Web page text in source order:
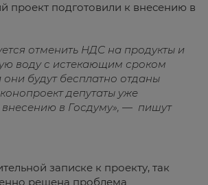
проект подготовили к внесению в
отменить НДС на продукты и
воду с истекающим сроком
они будут бесплатно отданы
депутаты уже
внесению в Госдуму», — пишут
записке к проекту, так
решена проблема